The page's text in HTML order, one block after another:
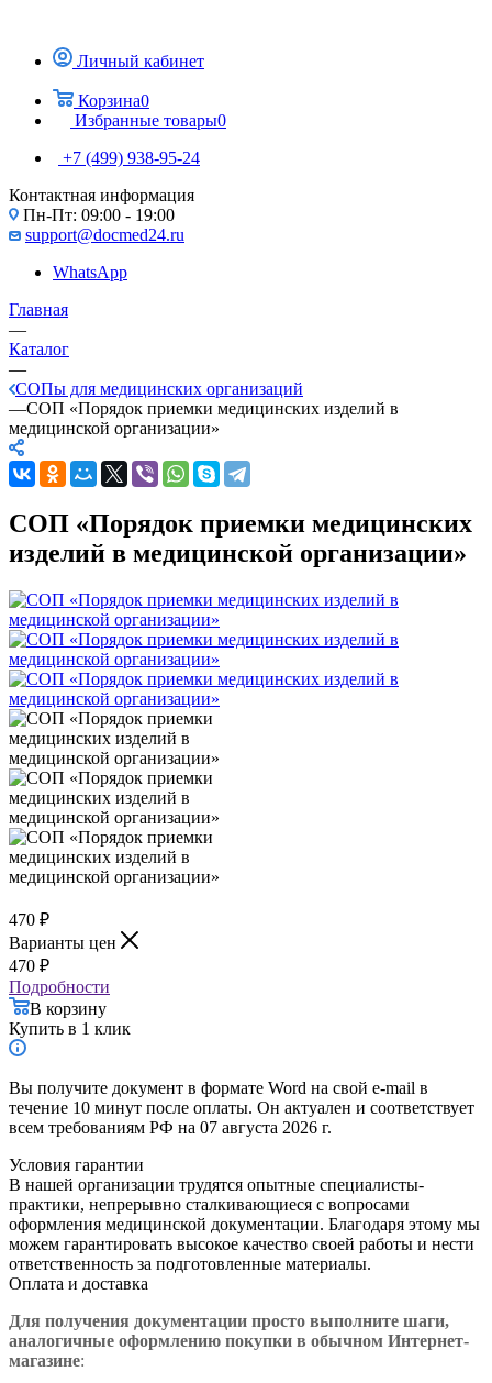
Личный кабинет
Корзина0
Избранные товары0
+7 (499) 938-95-24
Контактная информация
Пн-Пт: 09:00 - 19:00
support@docmed24.ru
WhatsApp
Главная
—
Каталог
—
СОПы для медицинских организаций
—СОП «Порядок приемки медицинских изделий в
медицинской организации»
СОП «Порядок приемки медицинских
изделий в медицинской организации»
470 ₽
Варианты цен
470 ₽
Подробности
В корзину
Купить в 1 клик
Вы получите документ в формате Word на свой e-mail в
течение 10 минут после оплаты. Он актуален и соответствует
всем требованиям РФ на 07 августа 2026 г.
Условия гарантии
В нашей организации трудятся опытные специалисты-
практики, непрерывно сталкивающиеся с вопросами
оформления медицинской документации. Благодаря этому мы
можем гарантировать высокое качество своей работы и нести
ответственность за подготовленные материалы.
Оплата и доставка
Для получения документации просто выполните шаги,
аналогичные оформлению покупки в обычном Интернет-
магазине: